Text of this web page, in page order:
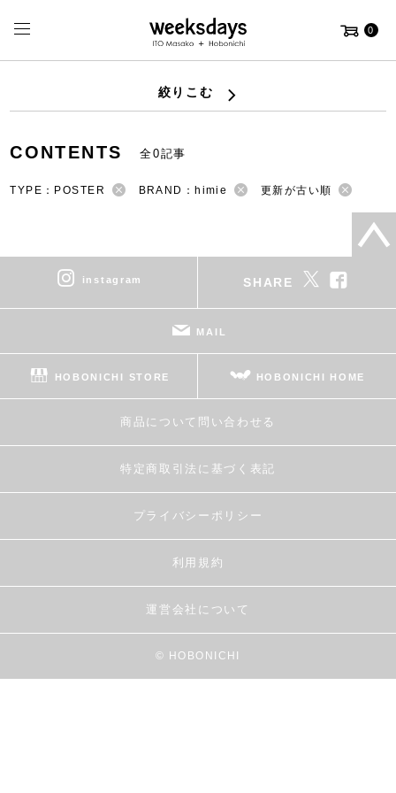
0
絞りこむ
CONTENTS 全0記事
TYPE：POSTER BRAND：himie 更新が古い順
instagram SHARE
MAIL
HOBONICHI STORE HOBONICHI HOME
商品について問い合わせる
特定商取引法に基づく表記
プライバシーポリシー
利用規約
運営会社について
© HOBONICHI